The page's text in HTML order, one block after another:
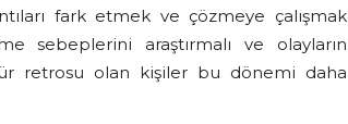
fark etmek ve çözmeye çalışmak
sebeplerini araştırmalı ve olayların
retrosu olan kişiler bu dönemi daha